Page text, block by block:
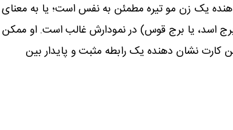
یک زن مو تیره مطمئن به نفس است؛ یا به معنای
اسد، یا برج قوس) در نمودارش غالب است. او ممکن
کارت نشان دھنده یک رابطه مثبت و پایدار بین